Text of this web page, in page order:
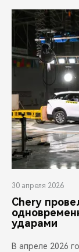
30 апреля 2026
Chery
ударами
В апреле 2026